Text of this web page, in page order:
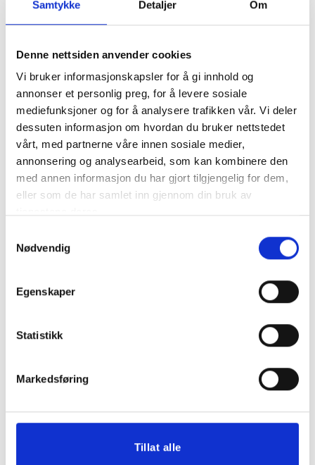
Samtykke Detaljer Om
Denne nettsiden anvender cookies
Vi bruker informasjonskapsler for å gi innhold og
annonser et personlig preg, for å levere sosiale
mediefunksjoner og for å analysere trafikken vår. Vi deler
dessuten informasjon om hvordan du bruker nettstedet
vårt, med partnerne våre innen sosiale medier,
annonsering og analysearbeid, som kan kombinere den
med annen informasjon du har gjort tilgjengelig for dem,
eller som de har samlet inn gjennom din bruk av
Nødvendig
Egenskaper
Statistikk
Markedsføring
Tillat alle
RELATERTE PRODUKTER
Gabriella Silkesjal Rosa
kr1230,00
Eufemia Silkesjal
kr1299,00
Stor